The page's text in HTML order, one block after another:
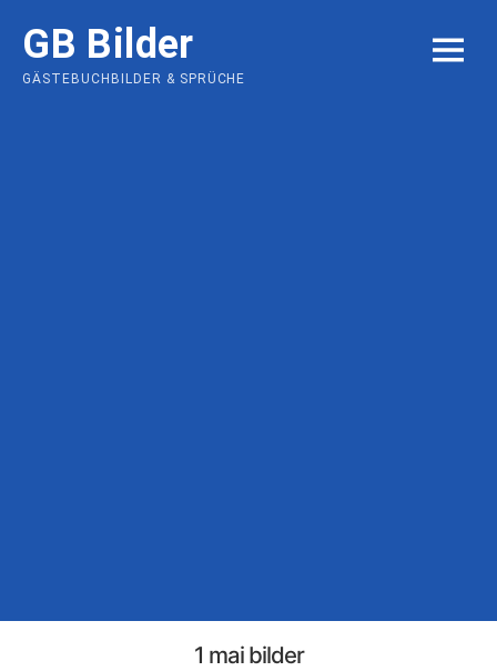
content
GB Bilder
GÄSTEBUCHBILDER & SPRÜCHE
MENU
1 mai bilder